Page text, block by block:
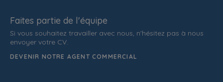
Faites partie de l'équipe
Si vous souhaitez travailler avec nous, n'hésitez pas à nous
envoyer votre CV.
DEVENIR NOTRE AGENT COMMERCIAL